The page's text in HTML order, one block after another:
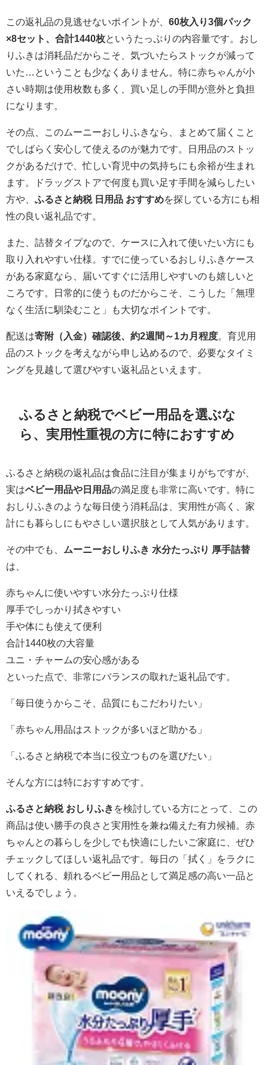
この返礼品の見逃せないポイントが、 60枚入り3個パック
×8セット、合計1440枚というたっぷりの内容量です。おし
りふきは消耗品だからこそ、気づいたらストックが減って
いた…ということも少なくありません。特に赤ちゃんが小
さい時期は使用枚数も多く、買い足しの手間が意外と負担
になります。
その点、このムーニーおしりふきなら、まとめて届くこと
でしばらく安心して使えるのが魅力です。日用品のストッ
クがあるだけで、忙しい育児中の気持ちにも余裕が生まれ
ます。ドラッグストアで何度も買い足す手間を減らしたい
方や、 ふるさと納税 日用品 おすすめを探している方にも相
性の良い返礼品です。
また、詰替タイプなので、ケースに入れて使いたい方にも
取り入れやすい仕様。すでに使っているおしりふきケース
がある家庭なら、届いてすぐに活用しやすいのも嬉しいと
ころです。日常的に使うものだからこそ、こうした「無理
なく生活に馴染むこと」も大切なポイントです。
配送は寄附（入金）確認後、約2週間～1カ月程度 。育児用
品のストックを考えながら申し込めるので、必要なタイミ
ングを見越して選びやすい返礼品といえます。
ふるさと納税でベビー用品を選ぶな
ら、実用性重視の方に特におすすめ
ふるさと納税の返礼品は食品に注目が集まりがちですが、
実はベビー用品や日用品の満足度も非常に高いです。特に
おしりふきのような毎日使う消耗品は、実用性が高く、家
計にも暮らしにもやさしい選択肢として人気があります。
その中でも、
ムーニーおしりふき 水分たっぷり 厚手詰替
は、
赤ちゃんに使いやすい水分たっぷり仕様
厚手でしっかり拭きやすい
手や体にも使えて便利
合計1440枚の大容量
ユニ・チャームの安心感がある
といった点で、非常にバランスの取れた返礼品です。
「毎日使うからこそ、品質にもこだわりたい」
「赤ちゃん用品はストックが多いほど助かる」
「ふるさと納税で本当に役立つものを選びたい」
そんな方には特におすすめです。
ふるさと納税 おしりふき を検討している方にとって、この
商品は使い勝手の良さと実用性を兼ね備えた有力候補。赤
ちゃんとの暮らしを少しでも快適にしたいご家庭に、ぜひ
チェックしてほしい返礼品です。毎日の「拭く」をラクに
してくれる、頼れるベビー用品として満足感の高い一品と
いえるでしょう。